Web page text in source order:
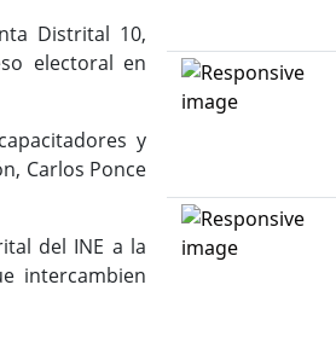
Distrital 10,
electoral en
y
Carlos Ponce
del INE a la
intercambien